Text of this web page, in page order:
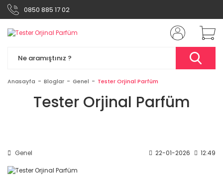
0850 885 17 02
Anasayfa Bloglar Genel Tester Orjinal Parfüm
Tester Orjinal Parfüm
Genel 22-01-2026 12:49